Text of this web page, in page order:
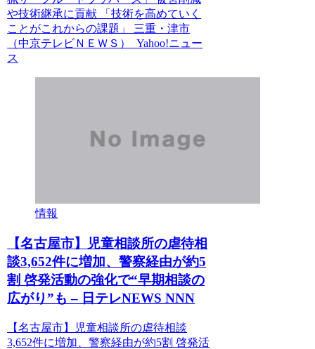
や技術継承に貢献 「技術を高めていく
ことがこれからの課題」 三重・津市
（中京テレビＮＥＷＳ） Yahoo!ニュー
ス
情報
【名古屋市】児童相談所の虐待相
談3,652件に増加、警察経由が約5
割 啓発活動の強化で“早期相談の
広がり”も – 日テレNEWS NNN
【名古屋市】児童相談所の虐待相談
3,652件に増加、警察経由が約5割 啓発活